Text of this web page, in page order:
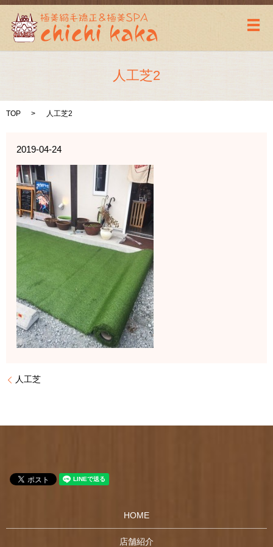
メ
人工芝2
TOP 人工芝2
2019-04-24
人工芝
HOME
店舗紹介